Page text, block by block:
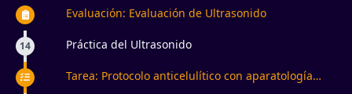
Evaluación: Evaluación de Ultrasonido
14 Práctica del Ultrasonido
Tarea: Protocolo anticelulítico con aparatología